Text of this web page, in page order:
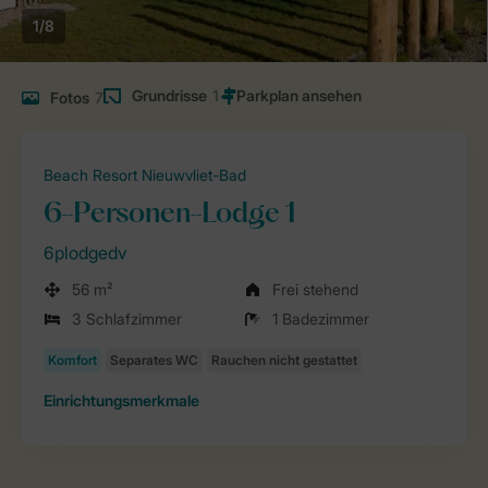
1/8
Fotos 7 Grundrisse 1
Beach Resort Nieuwvliet-Bad
6-Personen-Lodge 1
6plodgedv
56 m²
Frei stehend
3 Schlafzimmer
1 Badezimmer
Einrichtungsmerkmale